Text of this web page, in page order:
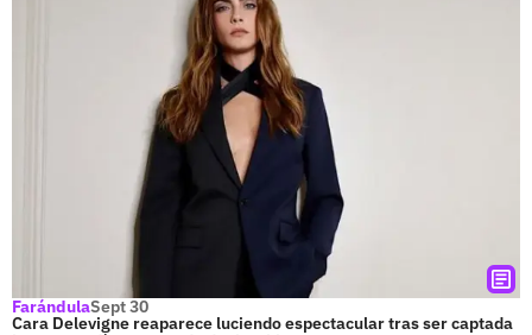
FarándulaSept 30
Cara Delevigne reaparece luciendo espectacular tras ser captada